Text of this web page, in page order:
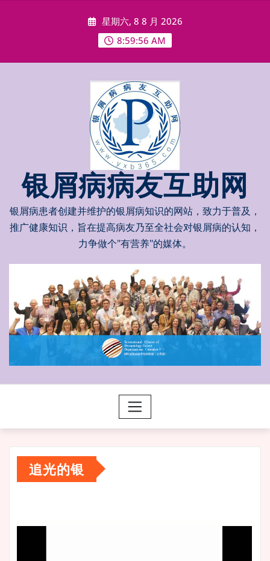
星期六, 8 8 月 2026
8:59:57 AM
银屑病病友互助网
银屑病患者创建并维护的银屑病知识的网站，致力于普及，
推广健康知识，旨在提高病友乃至全社会对银屑病的认知，
力争做个"有营养"的媒体。
追光的银
频